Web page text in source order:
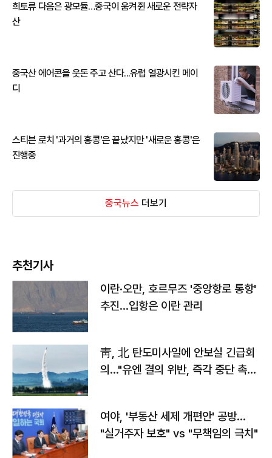
희토류 다음은 광모듈…중국이 움켜쥔 새로운 전략자
산
중국산 에어콘을 웃돈 주고 산다...유럽 열광시킨 메이
디
스티븐 로치 '과거의 홍콩'은 끝났지만 '새로운 홍콩'은
진행중
중국뉴스 더보기
추천기사
이란·오만, 호르무즈 '중앙항로 통항'
추진…입항은 이란 관리
靑, 北 탄도미사일에 안보실 긴급회
의…"유엔 결의 위반, 즉각 중단 촉
여야, '부동산 세제 개편안' 공방…
"실거주자 보호" vs "무책임의 극치"